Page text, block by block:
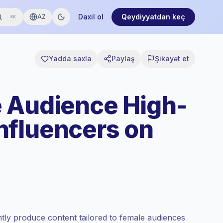
⌘K AZ Daxil ol Qeydiyyatdan keç
Yadda saxla Paylaş Şikayət et
Audience High-
on
produce content tailored to female audiences